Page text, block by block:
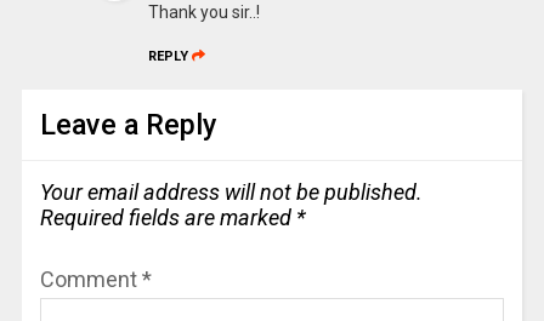
Thank you sir..!
REPLY
Leave a Reply
Your email address will not be published.
Required fields are marked *
Comment*